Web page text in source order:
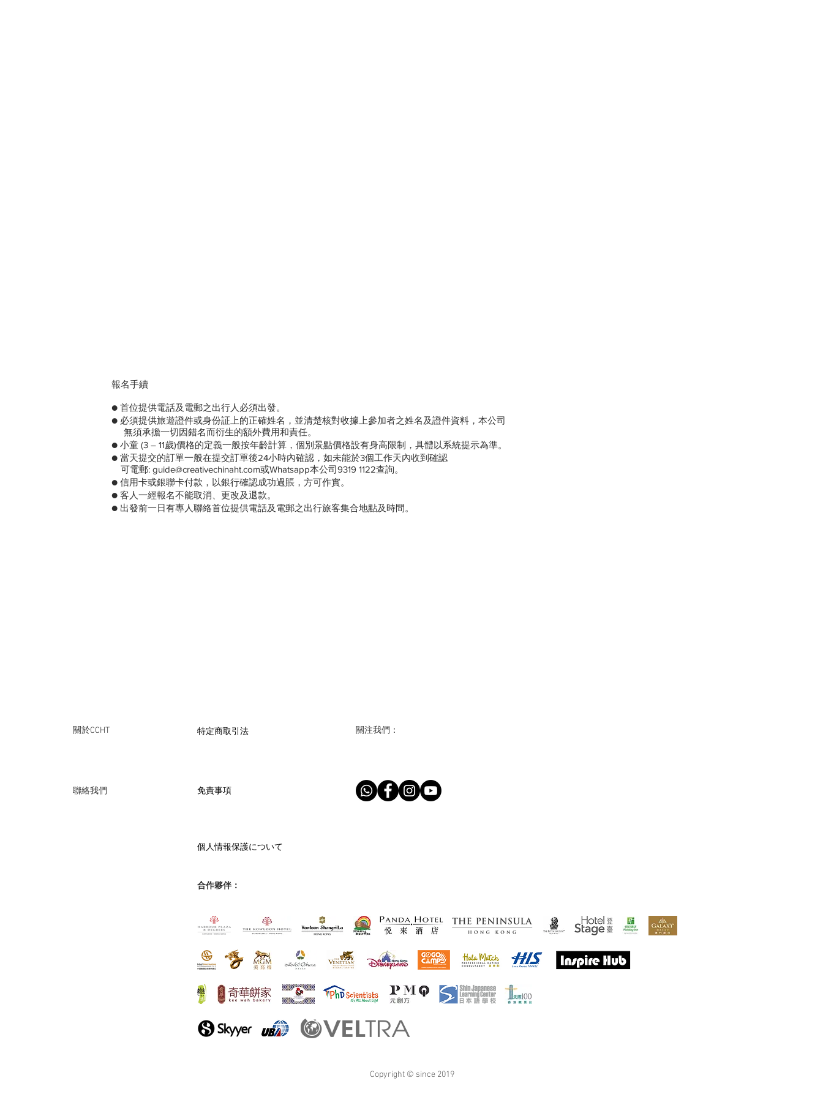
報名手續
● 首位提供電話及電郵之出行人必須出發。
● 必須提供旅遊證件或身份証上的正確姓名，並清楚核對收據上參加者之姓名及證件資料，本公司
無須承擔一切因錯名而衍生的額外費用和責任。
● 小童 (3 – 11歲)價格的定義一般按年齡計算，個別景點價格設有身高限制，具體以系統提示為準。
● 當天提交的訂單一般在提交訂單後24小時內確認，如未能於3個工作天內收到確認
可電郵: guide@creativechinaht.com或Whatsapp本公司9319 1122查詢。
● 信用卡或銀聯卡付款，以銀行確認成功過賬，方可作實。
● 客人一經報名不能取消、更改及退款。
● 出發前一日有專人聯絡首位提供電話及電郵之出行旅客集合地點及時間。
關於CCHT
聯絡我們
​特定商取引法
免責事項
關注我們：
個人情報保護について
合作夥伴：
​Copyright © since 2019